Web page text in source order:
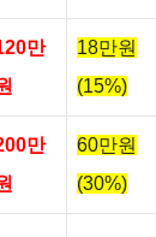
만
18만원
(15%)
만
60만원
(30%)